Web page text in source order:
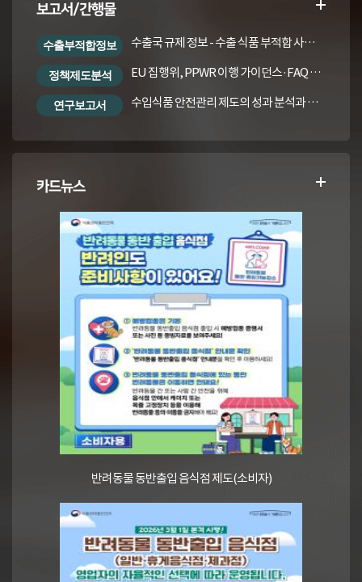
보고서/간행물
수출부적합정보 수출국 규제 정보 - 수출 식품 부적합 사례 및 관련 기준·규격('26년 1분기)
정책제도분석 EU 집행위, PPWR 이행 가이던스·FAQ 번역본
연구보고서 수입식품 안전관리 제도의 성과 분석과 수입식품법령의 재정비 방안
카드뉴스
반려동물 동반출입 음식점 제도(소비자)